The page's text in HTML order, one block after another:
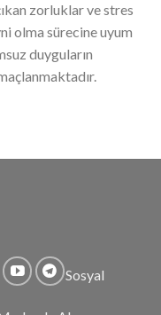
zorluklar ve stres
olma sürecine uyum
duyguların
Sosyal